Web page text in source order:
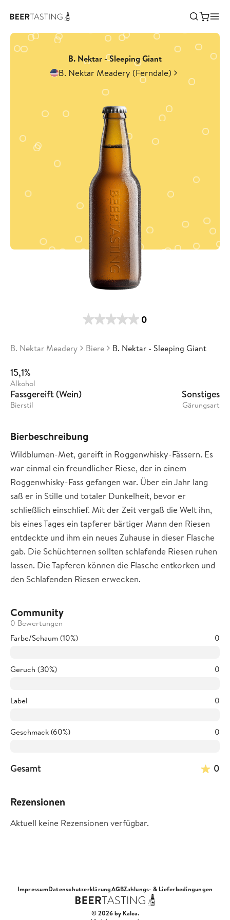
B. Nektar - Sleeping Giant
B. Nektar Meadery (Ferndale)
0
B. Nektar Meadery Biere B. Nektar - Sleeping Giant
15,1%
Alkohol
Fassgereift (Wein)
Bierstil
Sonstiges
Gärungsart
Bierbeschreibung
Wildblumen-Met, gereift in Roggenwhisky-Fässern. Es
war einmal ein freundlicher Riese, der in einem
Roggenwhisky-Fass gefangen war. Über ein Jahr lang
saß er in Stille und totaler Dunkelheit, bevor er
schließlich einschlief. Mit der Zeit vergaß die Welt ihn,
bis eines Tages ein tapferer bärtiger Mann den Riesen
entdeckte und ihm ein neues Zuhause in dieser Flasche
gab. Die Schüchternen sollten schlafende Riesen ruhen
lassen. Die Tapferen können die Flasche entkorken und
den Schlafenden Riesen erwecken.
Community
0 Bewertungen
Farbe/Schaum (10%)
0
Geruch (30%) 0
Label 0
Geschmack (60%) 0
Gesamt 0
Rezensionen
Aktuell keine Rezensionen verfügbar.
ImpressumDatenschutzerklärungAGBZahlungs- & Lieferbedingungen
© 2026 by Kalea.